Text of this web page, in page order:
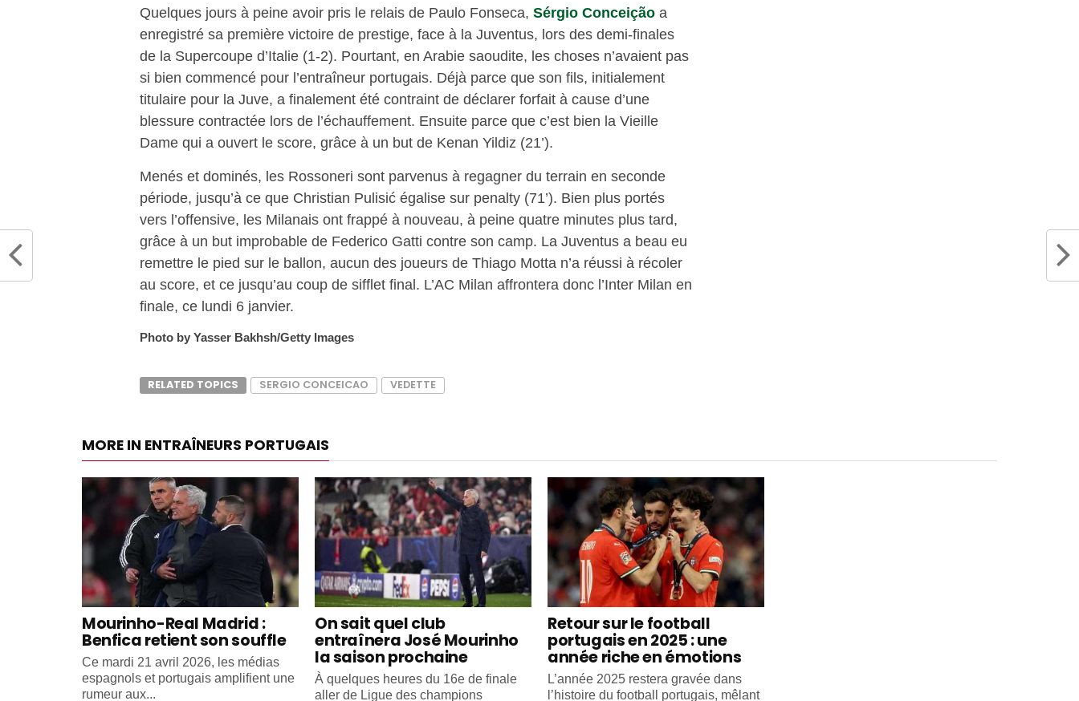
Quelques jours à peine avoir pris le relais de Paulo Fonseca, Sérgio Conceição a
enregistré sa première victoire de prestige, face à la Juventus, lors des demi-finales
de la Supercoupe d’Italie (1-2). Pourtant, en Arabie saoudite, les choses n’avaient pas
si bien commencé pour l’entraîneur portugais. Déjà parce que son fils, initialement
titulaire pour la Juve, a finalement été contraint de déclarer forfait à cause d’une
blessure contractée lors de l’échauffement. Ensuite parce que c’est bien la Vieille
Dame qui a ouvert le score, grâce à un but de Kenan Yildiz (21’).
Menés et dominés, les Rossoneri sont parvenus à regagner du terrain en seconde
période, jusqu’à ce que Christian Pulisić égalise sur penalty (71’). Bien plus portés
vers l’offensive, les Milanais ont frappé à nouveau, à peine quatre minutes plus tard,
grâce à un but improbable de Federico Gatti contre son camp. La Juventus a beau eu
remettre le pied sur le ballon, aucun des joueurs de Thiago Motta n’a réussi à récoler
au score, et ce jusqu’au coup de sifflet final. L’AC Milan affrontera donc l’Inter Milan en
finale, ce lundi 6 janvier.
Photo by Yasser Bakhsh/Getty Images
RELATED TOPICS SERGIO CONCEICAO VEDETTE
MORE IN ENTRAÎNEURS PORTUGAIS
Mourinho-Real Madrid :
Benfica retient son souffle
Ce mardi 21 avril 2026, les médias
espagnols et portugais amplifient une
rumeur aux...
On sait quel club
entraînera José Mourinho
la saison prochaine
À quelques heures du 16e de finale
aller de Ligue des champions
Retour sur le football
portugais en 2025 : une
année riche en émotions
L’année 2025 restera gravée dans
l’histoire du football portugais, mêlant